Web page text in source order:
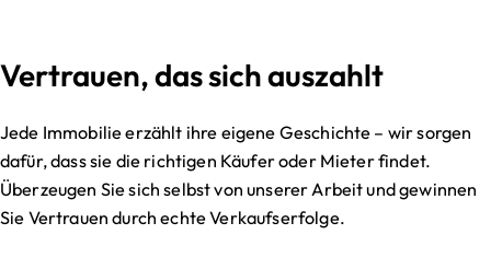
Vertrauen, das sich auszahlt
Jede Immobilie erzählt ihre eigene Geschichte – wir sorgen
dafür, dass sie die richtigen Käufer oder Mieter findet.
Überzeugen Sie sich selbst von unserer Arbeit und gewinnen
Sie Vertrauen durch echte Verkaufserfolge.